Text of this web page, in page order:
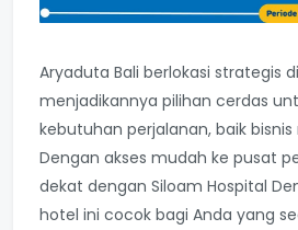
Aryaduta Bali berlokasi strategis
menjadikannya pilihan cerdas
kebutuhan perjalanan, baik
Dengan akses mudah ke pusat
dekat dengan Siloam Hospital
hotel ini cocok bagi Anda yang